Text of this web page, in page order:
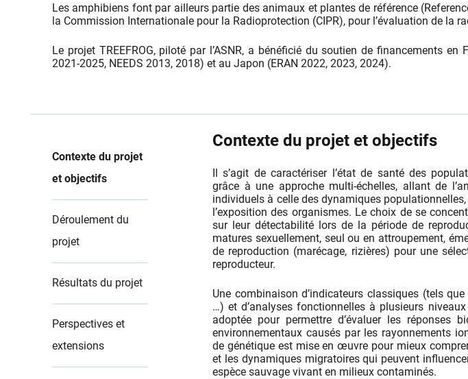
Les amphibiens font par ailleurs partie des animaux et plantes de référence
la Commission Internationale pour la Radioprotection (CIPR), pour l’évaluation de la
Le projet TREEFROG, piloté par l’ASNR, a bénéficié du soutien de financements en
2021-2025, NEEDS 2013, 2018) et au Japon (ERAN 2022, 2023, 2024).
Contexte du projet
et objectifs
Déroulement du
projet
Résultats du projet
Perspectives et
extensions
Contexte du projet et objectifs
Il s’agit de caractériser l’état de santé des
grâce à une approche multi-échelles, allant de
individuels à celle des dynamiques
l’exposition des organismes. Le choix de se
sur leur détectabilité lors de la période de
matures sexuellement, seul ou en attroupement,
de reproduction (marécage, rizières) pour une
reproducteur.
Une combinaison d’indicateurs classiques (tels
…) et d’analyses fonctionnelles à plusieurs
adoptée pour permettre d’évaluer les réponses
environnementaux causés par les rayonnements
de génétique est mise en œuvre pour mieux
et les dynamiques migratoires qui peuvent
espèce sauvage vivant en milieux contaminés.